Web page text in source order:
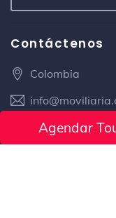
Contáctenos
Colombia
(+57) 300 433
Agendar